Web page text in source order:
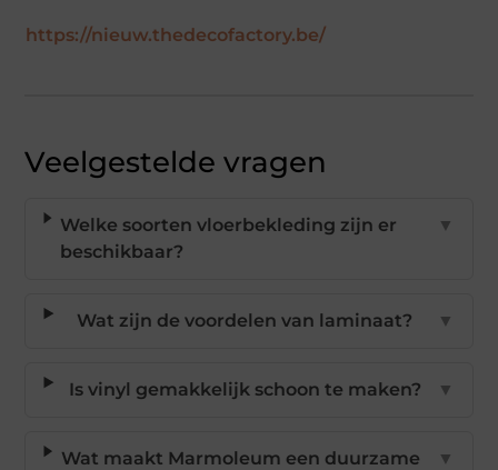
https://nieuw.thedecofactory.be/
Veelgestelde vragen
Welke soorten vloerbekleding zijn er
beschikbaar?
▼
Wat zijn de voordelen van laminaat? ▼
Is vinyl gemakkelijk schoon te maken? ▼
Wat maakt Marmoleum een duurzame
▼